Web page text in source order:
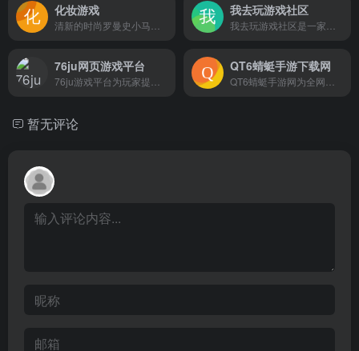
化妆游戏 我去玩游戏社区
76ju网页游戏平台 QT6蜻蜓手游下载网
暂无评论